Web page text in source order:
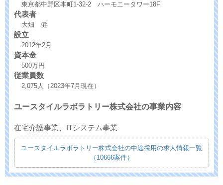
東京都中野区本町1-32-2 ハーモニータワー18F
代表者
大畑 健
設立
2012年2月
資本金
500万円
従業員数
2,075人（2023年7月現在）
ユースタイルラボラトリー株式会社の事業内容
在宅介護事業、ITシステム事業
ユースタイルラボラトリー株式会社の中途採用の求人情報一覧
（10666案件）